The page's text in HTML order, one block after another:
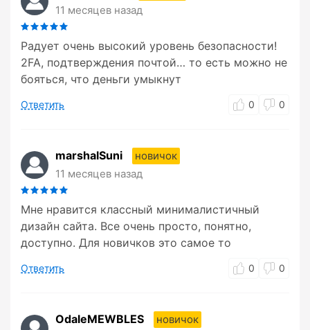
11 месяцев назад
Радует очень высокий уровень безопасности!
2FA, подтверждения почтой… то есть можно не
бояться, что деньги умыкнут
Ответить 0 0
marshalSuni
новичок
11 месяцев назад
Мне нравится классный минималистичный
дизайн сайта. Все очень просто, понятно,
доступно. Для новичков это самое то
Ответить 0 0
OdaleMEWBLES
новичок